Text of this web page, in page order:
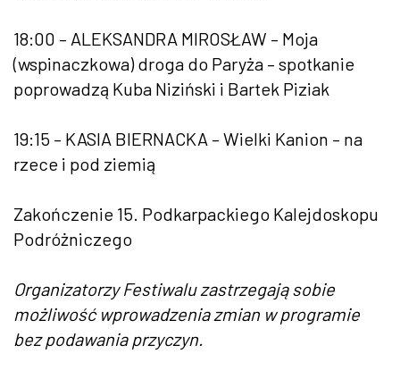
18:00 – ALEKSANDRA MIROSŁAW – Moja
(wspinaczkowa) droga do Paryża – spotkanie
poprowadzą Kuba Niziński i Bartek Piziak
19:15 – KASIA BIERNACKA – Wielki Kanion – na
rzece i pod ziemią
Zakończenie 15. Podkarpackiego Kalejdoskopu
Podróżniczego
Organizatorzy Festiwalu zastrzegają sobie
możliwość wprowadzenia zmian w programie
bez podawania przyczyn.